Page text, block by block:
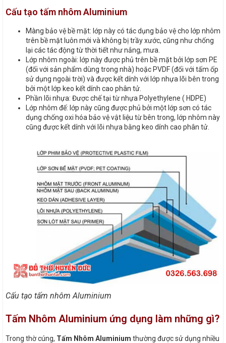
Cấu tạo tấm nhôm Aluminium
Màng bảo vệ bề mặt: lớp này có tác dụng bảo vệ cho lớp nhôm
trên bề mặt luôn mới và không bị trầy xước, cũng như chống
lại các tác động từ thời tiết như nắng, mưa.
Lớp nhôm ngoài: lớp này được phủ trên bề mặt bởi lớp sơn PE
(đối với sản phẩm dùng trong nhà) hoặc PVDF (đối với tấm ốp
sử dụng ngoài trời) và được kết dính với lớp nhựa lõi bên trong
bởi một lớp keo kết dính cao phân tử.
Phần lõi nhựa: Được chế tại từ nhựa Polyethylene ( HDPE)
Lớp nhôm đế: lớp này cũng được phủ bởi một lớp sơn có tác
dụng chống oxi hóa bảo vệ vật liệu từ bên trong, lớp nhôm này
cũng được kết dính với lõi nhựa bằng keo dính cao phân tử.
Cấu tạo tấm nhôm Aluminium
Tấm Nhôm Aluminium ứng dụng làm những gì?
Trong thờ cúng, Tấm Nhôm Aluminium thường được sử dụng nhiều